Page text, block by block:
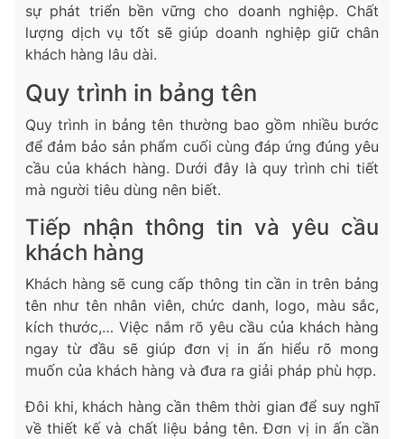
sự phát triển bền vững cho doanh nghiệp. Chất
lượng dịch vụ tốt sẽ giúp doanh nghiệp giữ chân
khách hàng lâu dài.
Quy trình in bảng tên
Quy trình in bảng tên thường bao gồm nhiều bước
để đảm bảo sản phẩm cuối cùng đáp ứng đúng yêu
cầu của khách hàng. Dưới đây là quy trình chi tiết
mà người tiêu dùng nên biết.
Tiếp nhận thông tin và yêu cầu
khách hàng
Khách hàng sẽ cung cấp thông tin cần in trên bảng
tên như tên nhân viên, chức danh, logo, màu sắc,
kích thước,… Việc nắm rõ yêu cầu của khách hàng
ngay từ đầu sẽ giúp đơn vị in ấn hiểu rõ mong
muốn của khách hàng và đưa ra giải pháp phù hợp.
Đôi khi, khách hàng cần thêm thời gian để suy nghĩ
về thiết kế và chất liệu bảng tên. Đơn vị in ấn cần